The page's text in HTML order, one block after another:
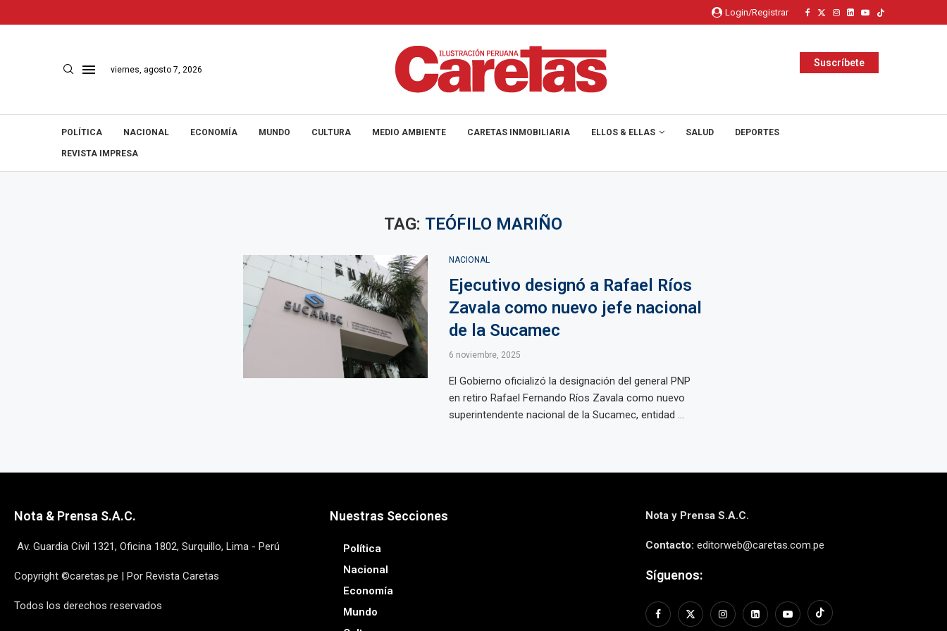
Login/Registrar
viernes, agosto 7, 2026
Suscríbete
POLÍTICA NACIONAL ECONOMÍA MUNDO CULTURA MEDIO AMBIENTE CARETAS INMOBILIARIA ELLOS & ELLAS SALUD DEPORTES
REVISTA IMPRESA
TAG: TEÓFILO MARIÑO
NACIONAL
Ejecutivo designó a Rafael Ríos
Zavala como nuevo jefe nacional
de la Sucamec
6 noviembre, 2025
El Gobierno oficializó la designación del general PNP
en retiro Rafael Fernando Ríos Zavala como nuevo
superintendente nacional de la Sucamec, entidad ...
Nota & Prensa S.A.C.
Av. Guardia Civil 1321, Oficina 1802, Surquillo, Lima - Perú
Copyright ©caretas.pe | Por Revista Caretas
Todos los derechos reservados
Nuestras Secciones
Política
Nacional
Economía
Mundo
Nota y Prensa S.A.C.
Contacto: editorweb@caretas.com.pe
Síguenos: